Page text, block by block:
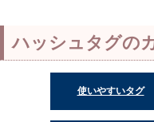
ハッシュタグの
使いやすいタグ